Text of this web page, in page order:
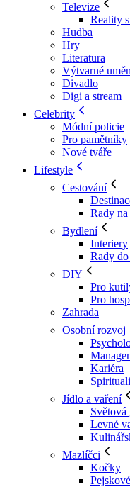
Televize
Reality
Hudba
Hry
Literatura
Výtvarné
Divadlo
Digi a stream
Celebrity
Módní policie
Pro pamětníky
Nové tváře
Lifestyle
Cestování
Rady na
Bydlení
Interiery
Rady
DIY
Pro
Pro
Zahrada
Osobní rozvoj
Kariéra
Jídlo a vaření
Světová
Levné
Mazlíčci
Kočky
Pejskové